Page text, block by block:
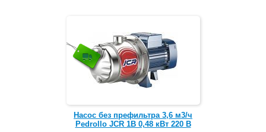
Насос без префильтра 3,6 м3/ч
Pedrollo JCR 1B 0,48 кВт 220 В